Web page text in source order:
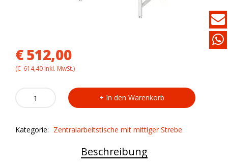
€512,00
(€ 614,40 inkl. MwSt.)
Zentralarbeitstisch
VAT20704
Strebe
In den Warenkorb
Kategorie: Zentralarbeitstische mit mittiger Strebe
Beschreibung